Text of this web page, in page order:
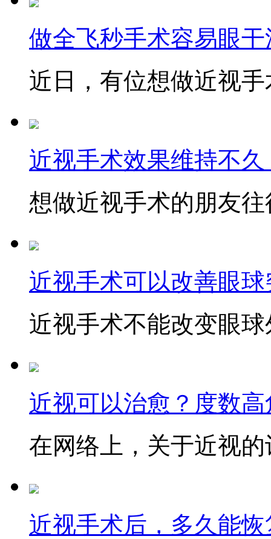
做全飞秒手术容易眼
近日，有位想做近视
近视手术效果维持不
想做近视手术的朋友
近视手术可以改善眼
近视手术不能改变眼
近视可以治愈？度数
在网络上，关于近视
近视手术后，多久能